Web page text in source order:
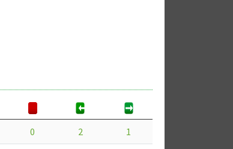
0 2 1